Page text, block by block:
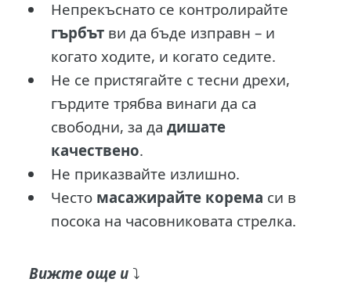
Непрекъснато се контролирайте
гърбът ви да бъде изправн – и
когато ходите, и когато седите.
Не се пристягайте с тесни дрехи,
гърдите трябва винаги да са
свободни, за дадишате
качествено.
Не приказвайте излишно.
Често масажирайте корема си в
посока на часовниковата стрелка.
Вижте още и ⤵️